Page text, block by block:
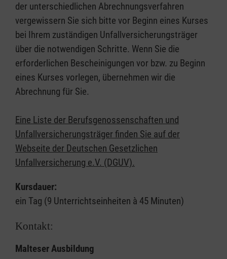
der unterschiedlichen Abrechnungsverfahren
vergewissern Sie sich bitte vor Beginn eines Kurses
bei Ihrem zuständigen Unfallversicherungsträger
über die notwendigen Schritte. Wenn Sie die
erforderlichen Bescheinigungen vor bzw. zu Beginn
eines Kurses vorlegen, übernehmen wir die
Abrechnung für Sie.
Eine Liste der Berufsgenossenschaften und
Unfallversicherungsträger finden Sie auf der
Webseite der Deutschen Gesetzlichen
Unfallversicherung e.V. (DGUV).
Kursdauer:
ein Tag (9 Unterrichtseinheiten à 45 Minuten)
Kontakt:
Malteser Ausbildung